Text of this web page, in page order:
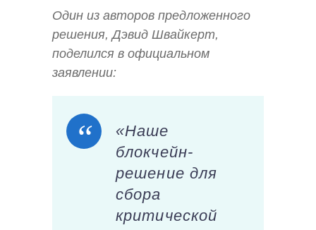
Один из авторов предложенного
решения, Дэвид Швайкерт,
поделился в официальном
заявлении:
«Наше
блокчейн-
решение для
сбора
критической